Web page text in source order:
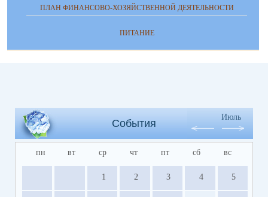
ПЛАН ФИНАНСОВО-ХОЗЯЙСТВЕННОЙ ДЕЯТЕЛЬНОСТИ
ПИТАНИЕ
События
Июль
пн вт ср чт пт сб вс
1 2 3 4 5